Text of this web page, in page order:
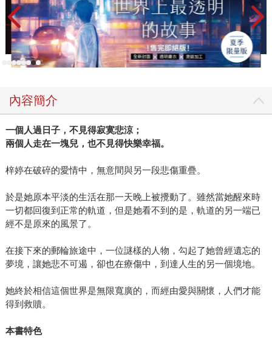
內容簡介
一個人過日子，不見得寂寞悲涼；
兩個人走在一塊兒，也不見得快樂幸福。
梓婷在破碎的愛情中，無意間與另一段悲傷重疊。
於是她原本平淡的生活在那一天晚上被攪動了。雖然當她醒來時
一切都回復到正常的軌道，但是她看不到的是，軌道的另一端已
經不是原來的風景了。
在接下來的郵輪旅途中，一位謎樣的人物，勾起了她曾經遺忘的
夢境，讓她悲不可遏，卻也在療傷中，到達人生的另一個境地。
她終於相信這個世界是無限寬廣的，而經由愛與關懷，人們才能
得到救贖。
本書特色